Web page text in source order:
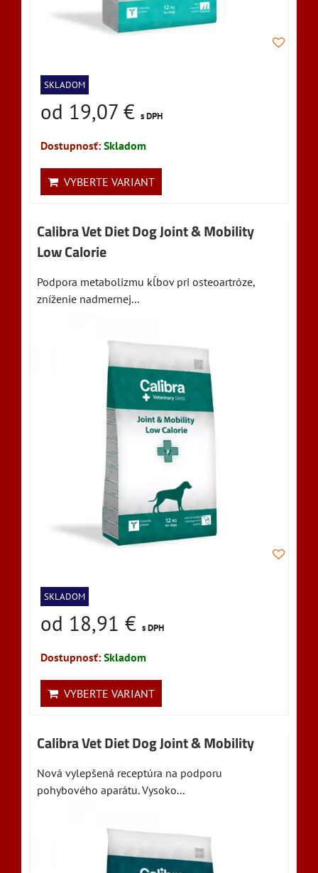
SKLADOM
od 19,07 € s DPH
Dostupnosť: Skladom
VYBERTE VARIANT
Calibra Vet Diet Dog Joint & Mobility
Low Calorie
Podpora metabolizmu kĺbov pri osteoartróze,
zníženie nadmernej...
SKLADOM
od 18,91 € s DPH
Dostupnosť: Skladom
VYBERTE VARIANT
Calibra Vet Diet Dog Joint & Mobility
Nová vylepšená receptúra na podporu
pohybového aparátu. Vysoko...